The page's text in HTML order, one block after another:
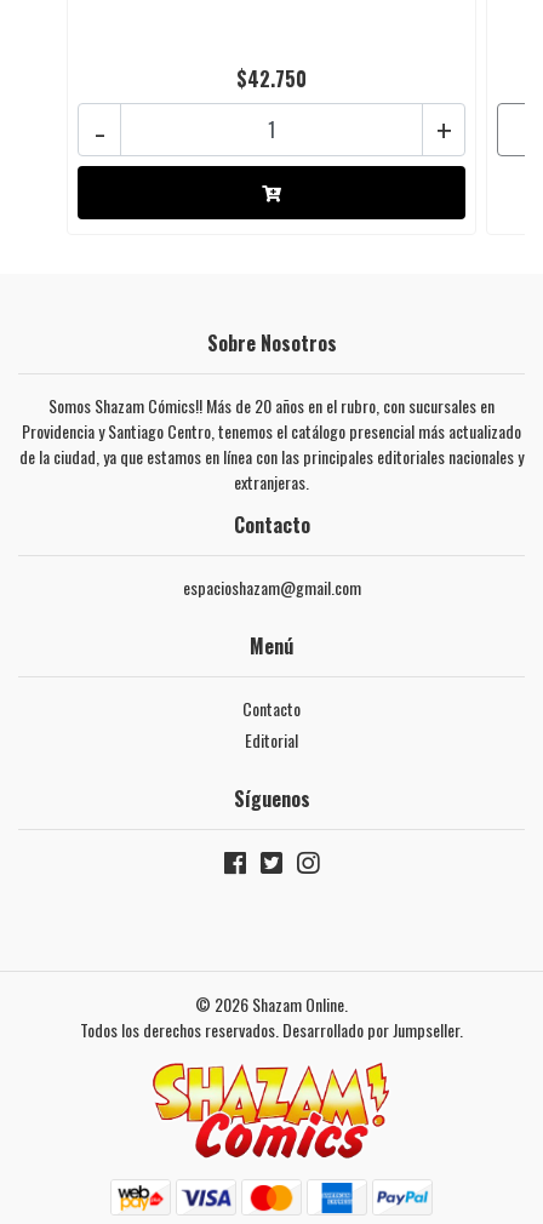
$42.750
+
-
Sobre Nosotros
Somos Shazam Cómics!! Más de 20 años en el rubro, con sucursales en
Providencia y Santiago Centro, tenemos el catálogo presencial más actualizado
de la ciudad, ya que estamos en línea con las principales editoriales nacionales y
extranjeras.
Contacto
espacioshazam@gmail.com
Menú
Contacto
Editorial
Síguenos
© 2026 Shazam Online.
Todos los derechos reservados.Desarrollado por Jumpseller.